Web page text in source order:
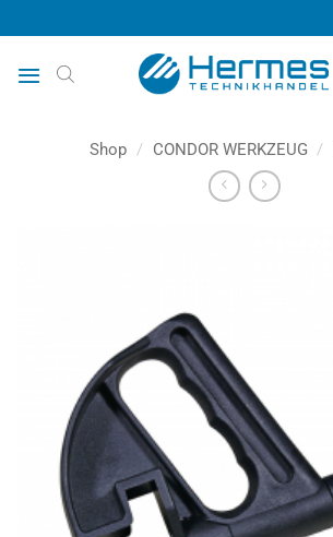
Inhalt
springen
Shop / CONDOR WERKZEUG /